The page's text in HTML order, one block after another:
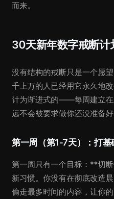
而来。
30天新年数字戒断计
没有结构的戒断只是一个愿
千上万的人已经用它永久地
计为渐进式的——每周建立在
远不会被要求做你还没准备好
第一周（第1-7天）：打基
第一周只有一个目标：**切
新习惯。你没有在彻底改造
偷走最多时间的内容，让你